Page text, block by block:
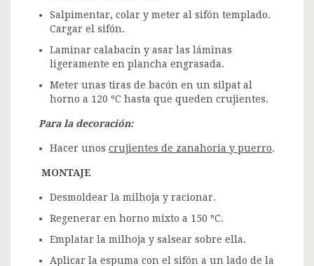
Salpimentar, colar y meter al sifón templado.
Cargar el sifón.
Laminar calabacín y asar las láminas
ligeramente en plancha engrasada.
Meter unas tiras de bacón en un silpat al
horno a 120 ºC hasta que queden crujientes.
Para la decoración:
Hacer unos crujientes de zanahoria y puerro.
MONTAJE
Desmoldear la milhoja y racionar.
Regenerar en horno mixto a 150 ºC.
Emplatar la milhoja y salsear sobre ella.
Aplicar la espuma con el sifón a un lado de la